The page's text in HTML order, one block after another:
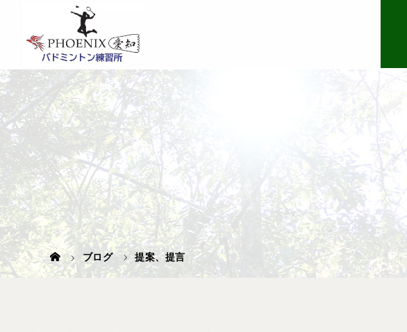
ブログ 提案、提言